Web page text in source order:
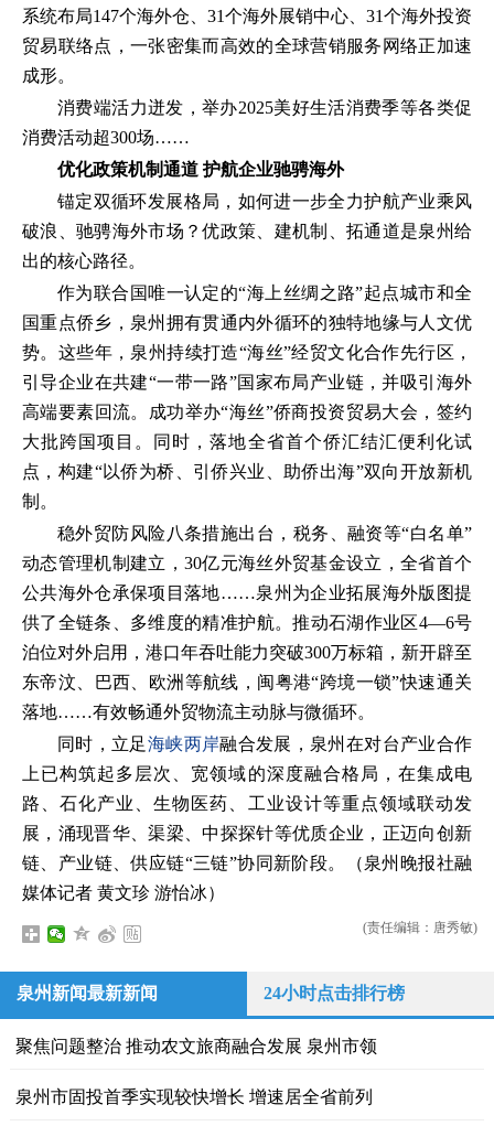
系统布局147个海外仓、31个海外展销中心、31个海外投资
贸易联络点，一张密集而高效的全球营销服务网络正加速
成形。
消费端活力迸发，举办2025美好生活消费季等各类促
消费活动超300场……
优化政策机制通道 护航企业驰骋海外
锚定双循环发展格局，如何进一步全力护航产业乘风
破浪、驰骋海外市场？优政策、建机制、拓通道是泉州给
出的核心路径。
作为联合国唯一认定的“海上丝绸之路”起点城市和全
国重点侨乡，泉州拥有贯通内外循环的独特地缘与人文优
势。这些年，泉州持续打造“海丝”经贸文化合作先行区，
引导企业在共建“一带一路”国家布局产业链，并吸引海外
高端要素回流。成功举办“海丝”侨商投资贸易大会，签约
大批跨国项目。同时，落地全省首个侨汇结汇便利化试
点，构建“以侨为桥、引侨兴业、助侨出海”双向开放新机
制。
稳外贸防风险八条措施出台，税务、融资等“白名单”
动态管理机制建立，30亿元海丝外贸基金设立，全省首个
公共海外仓承保项目落地……泉州为企业拓展海外版图提
供了全链条、多维度的精准护航。推动石湖作业区4—6号
泊位对外启用，港口年吞吐能力突破300万标箱，新开辟至
东帝汶、巴西、欧洲等航线，闽粤港“跨境一锁”快速通关
落地……有效畅通外贸物流主动脉与微循环。
同时，立足海峡两岸融合发展，泉州在对台产业合作
上已构筑起多层次、宽领域的深度融合格局，在集成电
路、石化产业、生物医药、工业设计等重点领域联动发
展，涌现晋华、渠梁、中探探针等优质企业，正迈向创新
链、产业链、供应链“三链”协同新阶段。（泉州晚报社融
媒体记者 黄文珍 游怡冰）
(责任编辑：唐秀敏)
泉州新闻最新新闻 24小时点击排行榜
聚焦问题整治 推动农文旅商融合发展 泉州市领
泉州市固投首季实现较快增长 增速居全省前列